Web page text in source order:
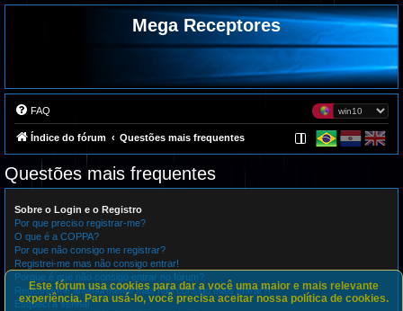
Mega Receptores
FAQ
Índice do fórum Questões mais frequentes
Questões mais frequentes
Sobre o Login e o Registro
Por que preciso registrar-me?
O que é a COPPA?
Por que não consigo me registrar?
Registrei-me mas não consigo entrar!
Porque é que não consigo entrar no fórum?
Registrei-me anteriormente mas não consigo mais entrar?!
Esqueci a senha!
Este fórum usa cookies para dar a você uma maior e mais relevante
experiência. Para usá-lo, você precisa aceitar nossa política de cookies.